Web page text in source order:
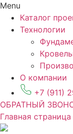
Menu
Каталог
Технологии
О компании
+7 (911)
ОБРАТНЫЙ
Главная страница